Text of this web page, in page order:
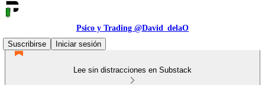
Psico y Trading @David_delaO
Suscribirse
Iniciar sesión
Lee sin distracciones en Substack